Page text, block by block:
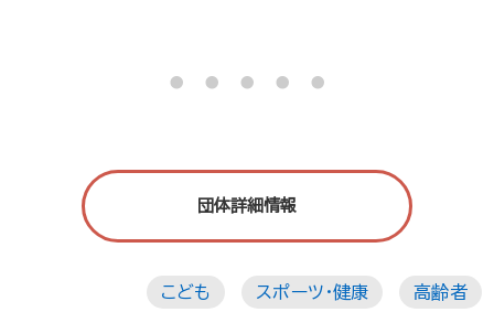
・・・・・
団体詳細情報
こども スポーツ・健康 高齢者